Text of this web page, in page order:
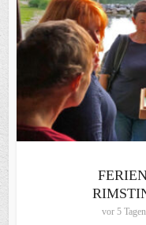
vor 5 Tagen